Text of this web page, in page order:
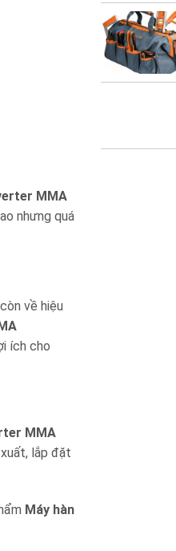
MMA
nhưng quá
về hiệu
ích cho
MMA
lắp đặt
Máy hàn